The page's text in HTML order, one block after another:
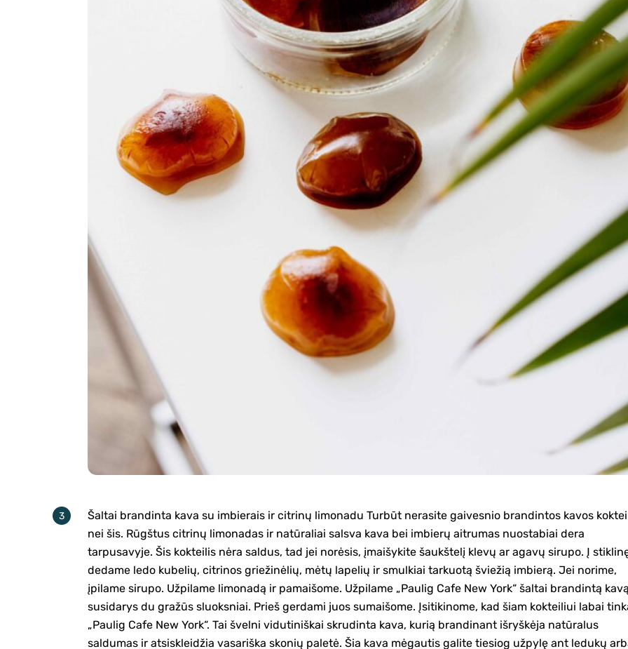
Šaltai brandinta kava su imbierais ir citrinų limonadu Turbūt nerasite gaivesnio brandintos kavos
nei šis. Rūgštus citrinų limonadas ir natūraliai salsva kava bei imbierų aitrumas nuostabiai dera
tarpusavyje. Šis kokteilis nėra saldus, tad jei norėsis, įmaišykite šaukštelį klevų ar agavų sirupo. Į
dedame ledo kubelių, citrinos griežinėlių, mėtų lapelių ir smulkiai tarkuotą šviežią imbierą. Jei norime,
įpilame sirupo. Užpilame limonadą ir pamaišome. Užpilame „Paulig Cafe New York“ šaltai brandintą
susidarys du gražūs sluoksniai. Prieš gerdami juos sumaišome. Įsitikinome, kad šiam kokteiliui labai
„Paulig Cafe New York“. Tai švelni vidutiniškai skrudinta kava, kurią brandinant išryškėja natūralus
saldumas ir atsiskleidžia vasariška skonių paletė. Šia kava mėgautis galite tiesiog užpylę ant ledukų